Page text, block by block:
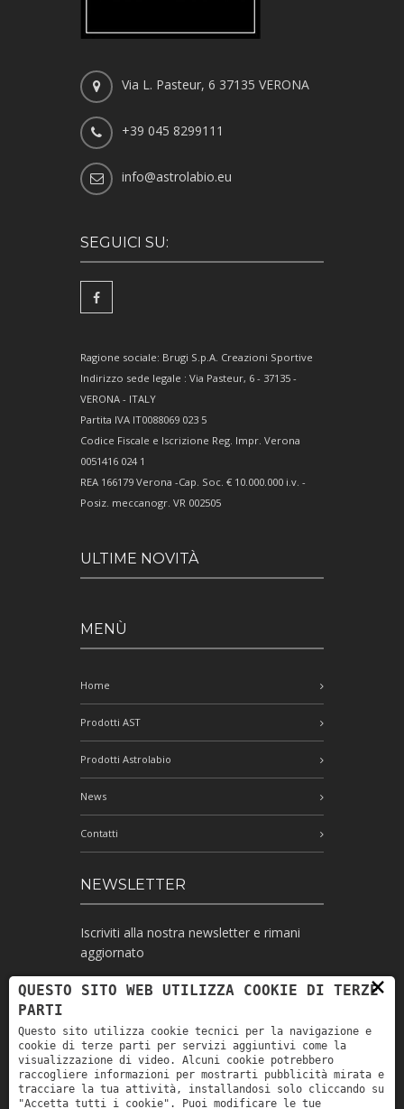
Via L. Pasteur, 6 37135 VERONA
+39 045 8299111
info@astrolabio.eu
SEGUICI SU:
Ragione sociale: Brugi S.p.A. Creazioni Sportive
Indirizzo sede legale : Via Pasteur, 6 - 37135 -
VERONA - ITALY
Partita IVA IT0088069 023 5
Codice Fiscale e Iscrizione Reg. Impr. Verona
0051416 024 1
REA 166179 Verona -Cap. Soc. € 10.000.000 i.v. -
Posiz. meccanogr. VR 002505
ULTIME NOVITÀ
MENÙ
Home
Prodotti AST
Prodotti Astrolabio
News
Contatti
NEWSLETTER
Iscriviti alla nostra newsletter e rimani
aggiornato
trattamento dei miei dati personali per le
finalità ivi indicate *
×
QUESTO SITO WEB UTILIZZA COOKIE DI TERZE
PARTI
Questo sito utilizza cookie tecnici per la navigazione e
cookie di terze parti per servizi aggiuntivi come la
visualizzazione di video. Alcuni cookie potrebbero
raccogliere informazioni per mostrarti pubblicità mirata e
tracciare la tua attività, installandosi solo cliccando su
"Accetta tutti i cookie". Puoi modificare le tue